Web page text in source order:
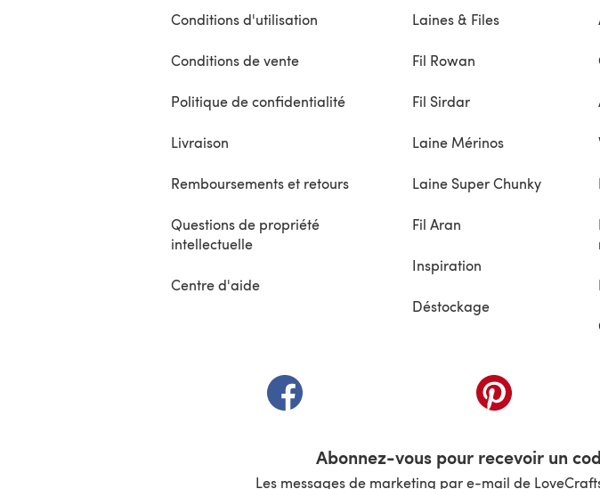
Conditions d'utilisation
Conditions de vente
Politique de confidentialité
Livraison
Remboursements et retours
Questions de propriété
intellectuelle
Centre d'aide
Laines & Files
Fil Rowan
Fil Sirdar
Laine Mérinos
Laine Super Chunky
Fil Aran
Inspiration
Déstockage
(s'ouvre dans un nouvel onglet) (s'ouvre dans
Abonnez-vous pour recevoir un
Les messages de marketing par e-mail de